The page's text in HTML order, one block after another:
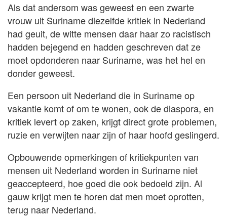
Als dat andersom was geweest en een zwarte
vrouw uit Suriname diezelfde kritiek in Nederland
had geuit, de witte mensen daar haar zo racistisch
hadden bejegend en hadden geschreven dat ze
moet opdonderen naar Suriname, was het hel en
donder geweest.
Een persoon uit Nederland die in Suriname op
vakantie komt of om te wonen, ook de diaspora, en
kritiek levert op zaken, krijgt direct grote problemen,
ruzie en verwijten naar zijn of haar hoofd geslingerd.
Opbouwende opmerkingen of kritiekpunten van
mensen uit Nederland worden in Suriname niet
geaccepteerd, hoe goed die ook bedoeld zijn. Al
gauw krijgt men te horen dat men moet oprotten,
terug naar Nederland.